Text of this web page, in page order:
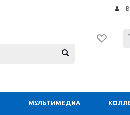
МУЛЬТИМЕДИА